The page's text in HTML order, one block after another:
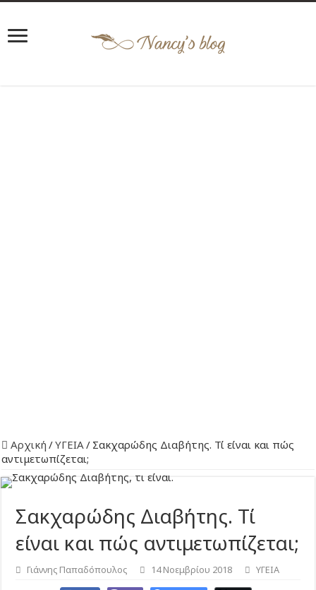
Αρχική /ΥΓΕΙΑ/ Σακχαρώδης Διαβήτης. Τί είναι και πώς
αντιμετωπίζεται;
Σακχαρώδης Διαβήτης. Τί
είναι και πώς αντιμετωπίζεται;
Γιάννης Παπαδόπουλος 14 Νοεμβρίου 2018 ΥΓΕΙΑ